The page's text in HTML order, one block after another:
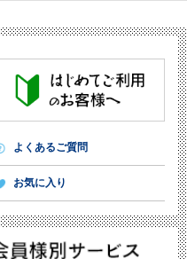
よくあるご質問
お気に入り